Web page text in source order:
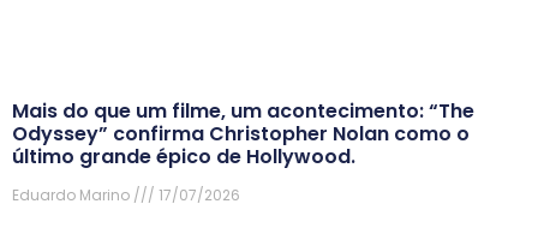
Mais do que um filme, um acontecimento: “The
Odyssey” confirma Christopher Nolan como o
último grande épico de Hollywood.
Eduardo Marino 17/07/2026